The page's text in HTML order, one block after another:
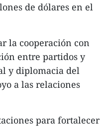
de dólares en el
la cooperación con
entre partidos y
y diplomacia del
a las relaciones
para fortalecer